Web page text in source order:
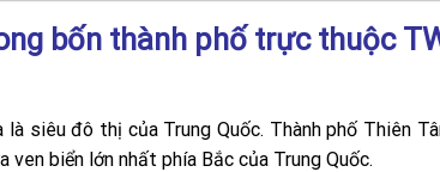
bốn thành phố trực thuộc
siêu đô thị của Trung Quốc. Thành phố Thiên
biển lớn nhất phía Bắc của Trung Quốc.